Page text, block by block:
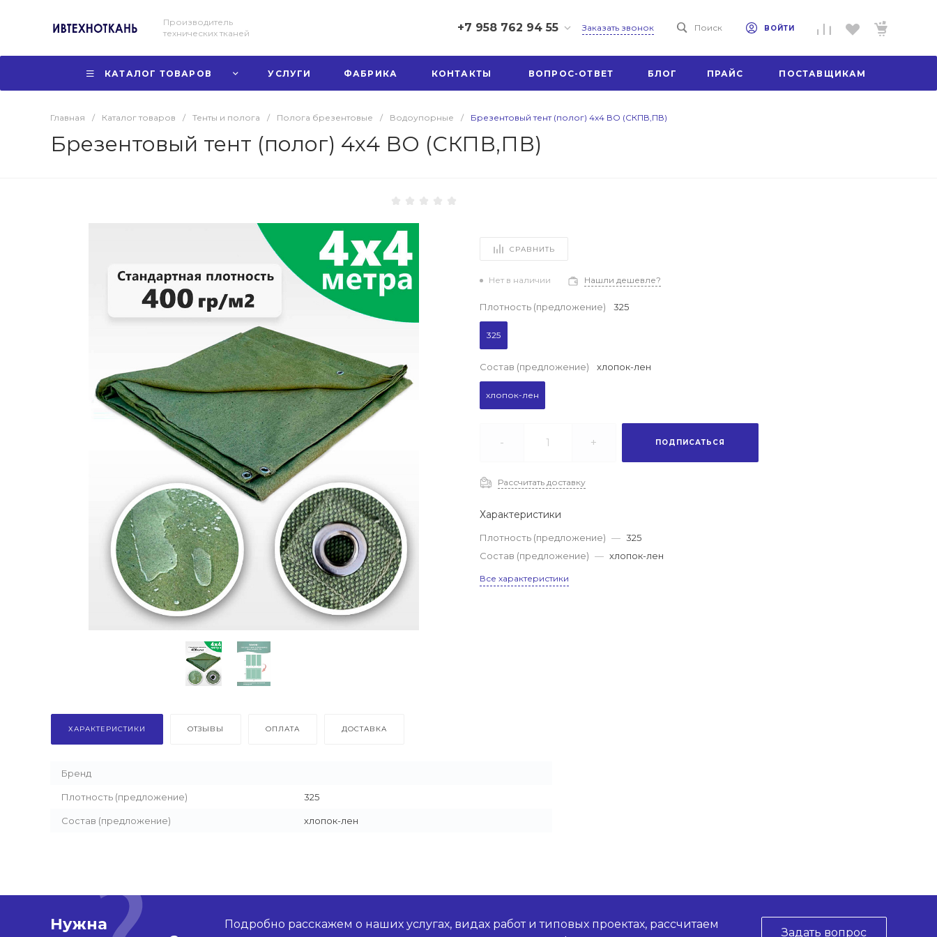
Производитель
технических тканей
+7 958 762 94 55
г. Иваново, ул.
Перерыв 12:30-13:00
Cб-Вс: Выходной
ivtexno37@yandex.ru
Заказать звонок Поиск ВОЙТИ
КАТАЛОГ ТОВАРОВ УСЛУГИ ФАБРИКА КОНТАКТЫ ВОПРОС-ОТВЕТ БЛОГ ПРАЙС ПОСТАВЩИКАМ
Главная / Каталог товаров / Тенты и полога / Полога брезентовые / Водоупорные / Брезентовый тент (полог) 4х4 ВО (СКПВ,ПВ)
Брезентовый тент (полог) 4х4 ВО (СКПВ,ПВ)
СРАВНИТЬ
Нет в наличии Нашли дешевле?
Плотность (предложение) 325
325
Состав (предложение) хлопок-лен
хлопок-лен
- + ПОДПИСАТЬСЯ
Рассчитать доставку
Характеристики
Плотность (предложение) — 325
Состав (предложение) — хлопок-лен
Все характеристики
ХАРАКТЕРИСТИКИ ОТЗЫВЫ ОПЛАТА ДОСТАВКА
Бренд
Плотность (предложение) 325
Состав (предложение) хлопок-лен
Нужна
Подробно расскажем о наших услугах, видах работ и типовых проектах, рассчитаем
Задать вопрос